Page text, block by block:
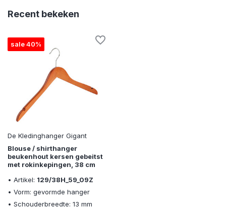
Recent bekeken
sale 40%
De Kledinghanger Gigant
Blouse / shirthanger
beukenhout kersen gebeitst
met rokinkepingen, 38 cm
• Artikel: 129/38H_59_09Z
• Vorm: gevormde hanger
• Schouderbreedte: 13 mm